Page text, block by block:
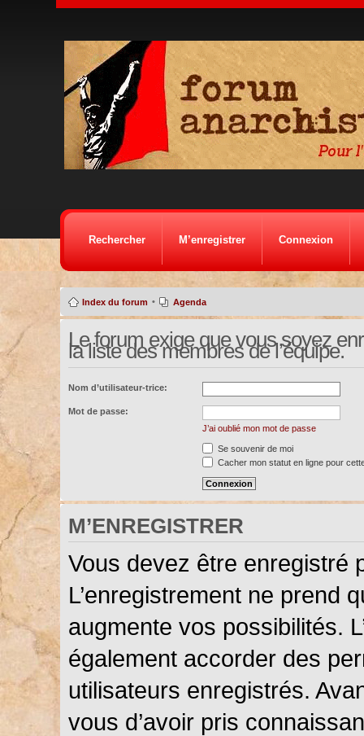
Rechercher M’enregistrer Connexion
Index du forum • Agenda
Le forum exige que vous soyez
la liste des membres de l’équipe.
Nom d’utilisateur-trice:
Mot de passe:
J’ai oublié mon mot de passe
Se souvenir de moi
Cacher mon statut en ligne pour
M’ENREGISTRER
Vous devez être enregistré
L’enregistrement ne prend
augmente vos possibilités.
également accorder des
utilisateurs enregistrés.
vous d’avoir pris